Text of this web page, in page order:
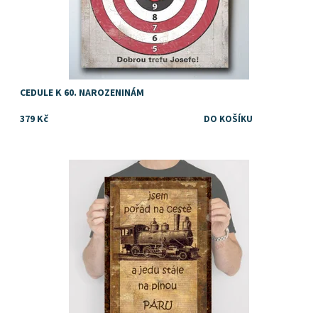
CEDULE K 60. NAROZENINÁM
379 Kč
Dostupnost: Skladem